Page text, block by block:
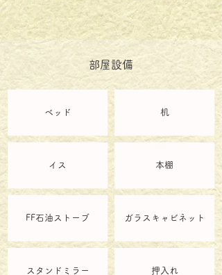
部屋設備
ベッド
イス
FF石油ストーブ
スタンドミラー
机
本棚
ガラスキャビネット
押入れ